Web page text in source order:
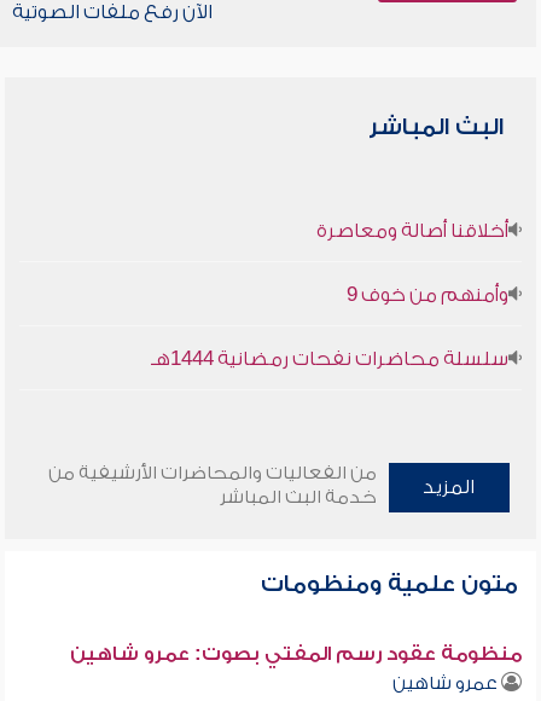
الآن رفع ملفات الصوتية
البث المباشر
أخلاقنا أصالة ومعاصرة
وأمنهم من خوف 9
سلسلة محاضرات نفحات رمضانية 1444هـ
المزيد
من الفعاليات والمحاضرات الأرشيفية من
خدمة البث المباشر
متون علمية ومنظومات
منظومة عقود رسم المفتي بصوت: عمرو شاهين
عمرو شاهين